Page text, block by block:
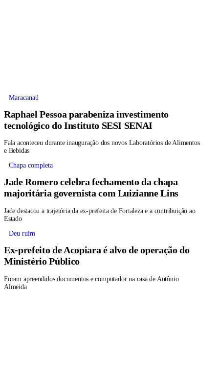
Maracanaú
Raphael Pessoa parabeniza investimento
tecnológico do Instituto SESI SENAI
Fala aconteceu durante inauguração dos novos Laboratórios de Alimentos
e Bebidas
Chapa completa
Jade Romero celebra fechamento da chapa
majoritária governista com Luizianne Lins
Jade destacou a trajetória da ex-prefeita de Fortaleza e a contribuição ao
Estado
Deu ruim
Ex-prefeito de Acopiara é alvo de operação do
Ministério Público
Foram apreendidos documentos e computador na casa de Antônio
Almeida